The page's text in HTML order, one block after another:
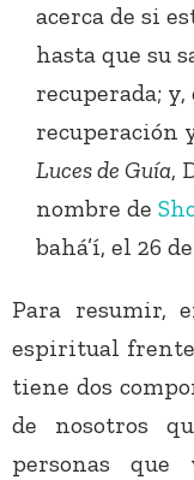
acerca de si
hasta que su
recuperada;
recuperación
Luces de Guía,
nombre de
bahá’í, el 26
Para resumir,
espiritual frente
tiene dos
de nosotros
personas que